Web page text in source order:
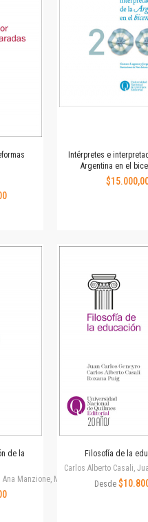
Intérpretes e
Argentina en el
de la
Manzione, Marisa Zelaya
Filosofía de la
Carlos Alberto Casali,
Desde